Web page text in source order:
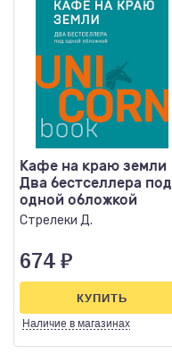
Кафе на краю земли
Два бестселлера под
одной обложкой
Стрелеки Д.
674 ₽
Наличие в магазинах
КУПИТЬ